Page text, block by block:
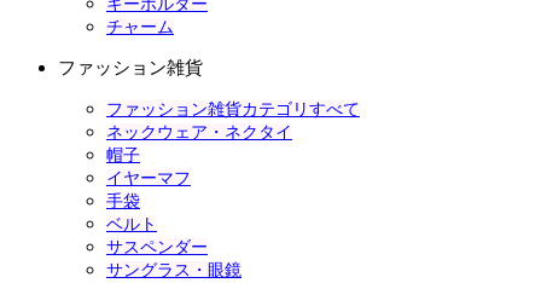
キーホルダー
チャーム
ファッション雑貨
ファッション雑貨カテゴリすべて
ネックウェア・ネクタイ
帽子
イヤーマフ
手袋
ベルト
サスペンダー
サングラス・眼鏡